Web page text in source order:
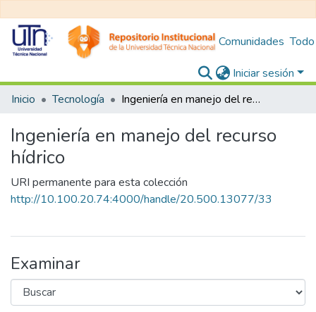
Comunidades
Iniciar sesión
Inicio
Tecnología Ingeniería en manejo del recurso hídrico
Ingeniería en manejo del recurso
hídrico
URI permanente para esta colección
http://10.100.20.74:4000/handle/20.500.13077/33
Examinar